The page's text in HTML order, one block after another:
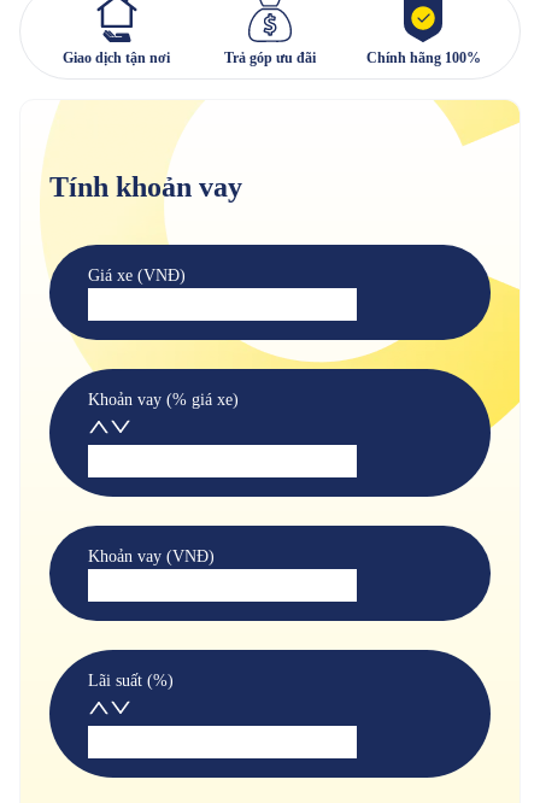
Giao dịch tận nơi Trả góp ưu đãi Chính hãng 100%
Tính khoản vay
Giá xe (VNĐ)
Khoản vay (% giá xe)
Khoản vay (VNĐ)
Lãi suất (%)